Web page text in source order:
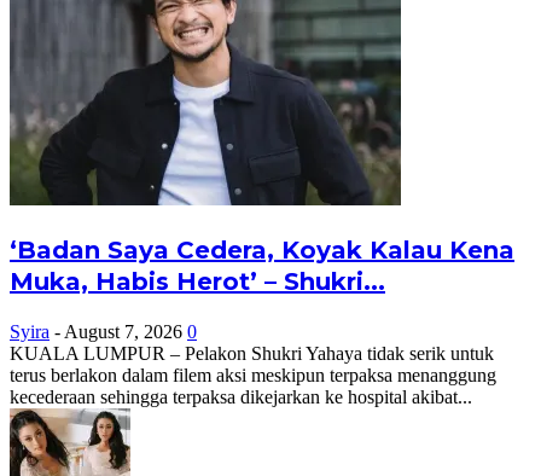
‘Badan Saya Cedera, Koyak Kalau Kena
Muka, Habis Herot’ – Shukri...
Syira - August 7, 2026 0
KUALA LUMPUR – Pelakon Shukri Yahaya tidak serik untuk
terus berlakon dalam filem aksi meskipun terpaksa menanggung
kecederaan sehingga terpaksa dikejarkan ke hospital akibat...